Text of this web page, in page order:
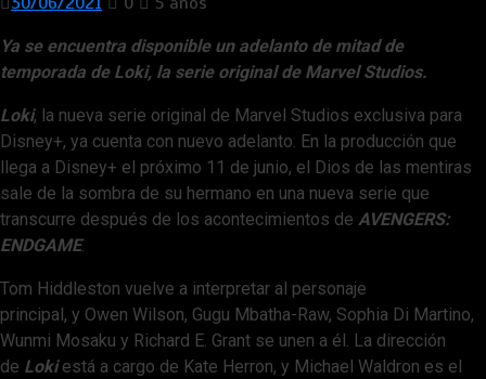
Ya se encuentra disponible un adelanto de mitad de
temporada de Loki, la serie original de Marvel Studios.
Loki, la nueva serie original de Marvel Studios exclusiva para
Disney+, ya cuenta con nuevo adelanto. En la producción que
llega a Disney+ el próximo 11 de junio, el Dios de las mentiras
sale de la sombra de su hermano en una nueva serie que
transcurre después de los acontecimientos de AVENGERS:
ENDGAME.
Tom Hiddleston vuelve a interpretar al personaje
principal, y Owen Wilson, Gugu Mbatha-Raw, Sophia Di Martino,
Wunmi Mosaku y Richard E. Grant se unen a él. La dirección
de Lokiestá a cargo de Kate Herron, y Michael Waldron es el